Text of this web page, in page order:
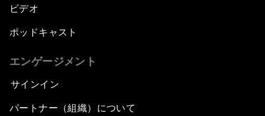
ビデオ
ポッドキャスト
エンゲージメント
サインイン
パートナー（組織）について